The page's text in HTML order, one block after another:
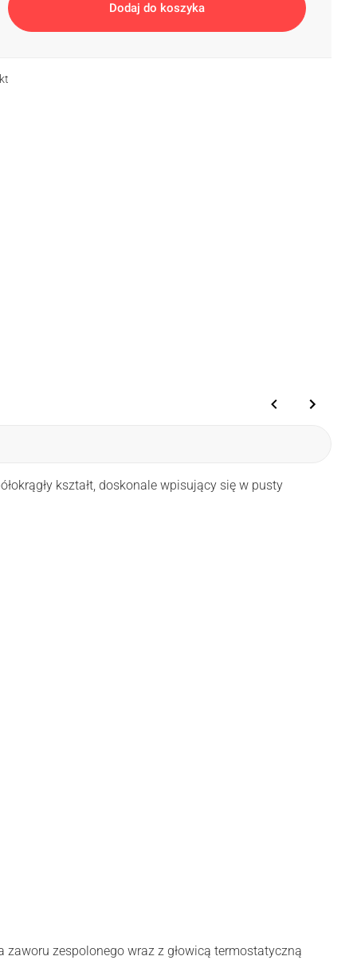
Dodaj do koszyka
kształt, doskonale wpisujący się w pusty
zespolonego wraz z głowicą termostatyczną